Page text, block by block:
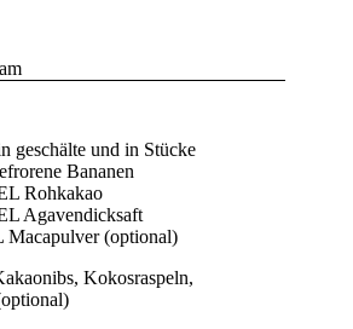
geschälte und in Stücke
Bananen
Rohkakao
Agavendicksaft
Macapulver (optional)
Kokosraspeln,